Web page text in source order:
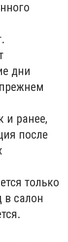
дни
и ранее,
после
только
салон